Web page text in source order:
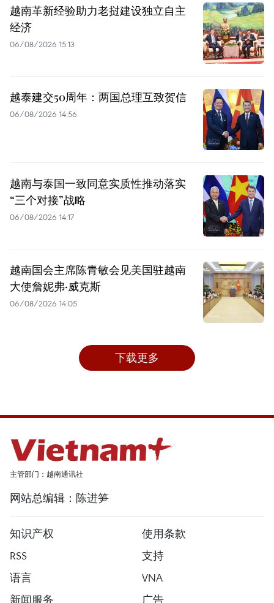
越南革新经验助力老挝建设独立自主
经济
06/08/2026 15:13
越泰建交50周年：两国总理互致贺信
06/08/2026 14:56
越南与泰国一致同意实质性推动落实
“三个对接”战略
06/08/2026 14:17
越南国会主席陈青敏会见美国驻越南
大使詹妮弗·威克斯
06/08/2026 14:05
下载更多
主管部门：越南通讯社
网站总编辑：陈进笋
知识产权
使用条款
RSS
支持
语言
VNA
新闻服务
广告